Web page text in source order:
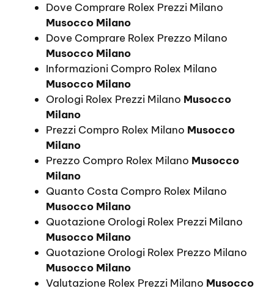
Dove Comprare Rolex Prezzi Milano
Musocco Milano
Dove Comprare Rolex Prezzo Milano
Musocco Milano
Informazioni Compro Rolex Milano
Musocco Milano
Orologi Rolex Prezzi Milano Musocco
Milano
Prezzi Compro Rolex Milano Musocco
Milano
Prezzo Compro Rolex Milano Musocco
Milano
Quanto Costa Compro Rolex Milano
Musocco Milano
Quotazione Orologi Rolex Prezzi Milano
Musocco Milano
Quotazione Orologi Rolex Prezzo Milano
Musocco Milano
Valutazione Rolex Prezzi Milano Musocco